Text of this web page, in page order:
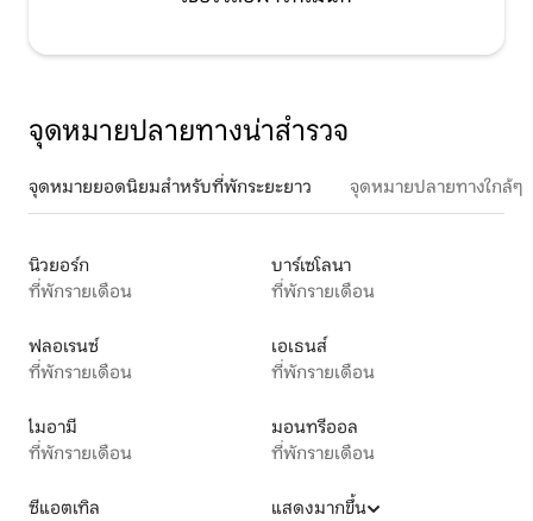
จุดหมายปลายทางน่าสำรวจ
จุดหมายยอดนิยมสำหรับที่พักระยะยาว จุดหมายปลายทางใกล้ๆ
นิวยอร์ก
ที่พักรายเดือน
บาร์เซโลนา
ที่พักรายเดือน
ฟลอเรนซ์
ที่พักรายเดือน
เอเธนส์
ที่พักรายเดือน
ไมอามี
ที่พักรายเดือน
มอนทรีออล
ที่พักรายเดือน
ซีแอตเทิล
แสดงมากขึ้น